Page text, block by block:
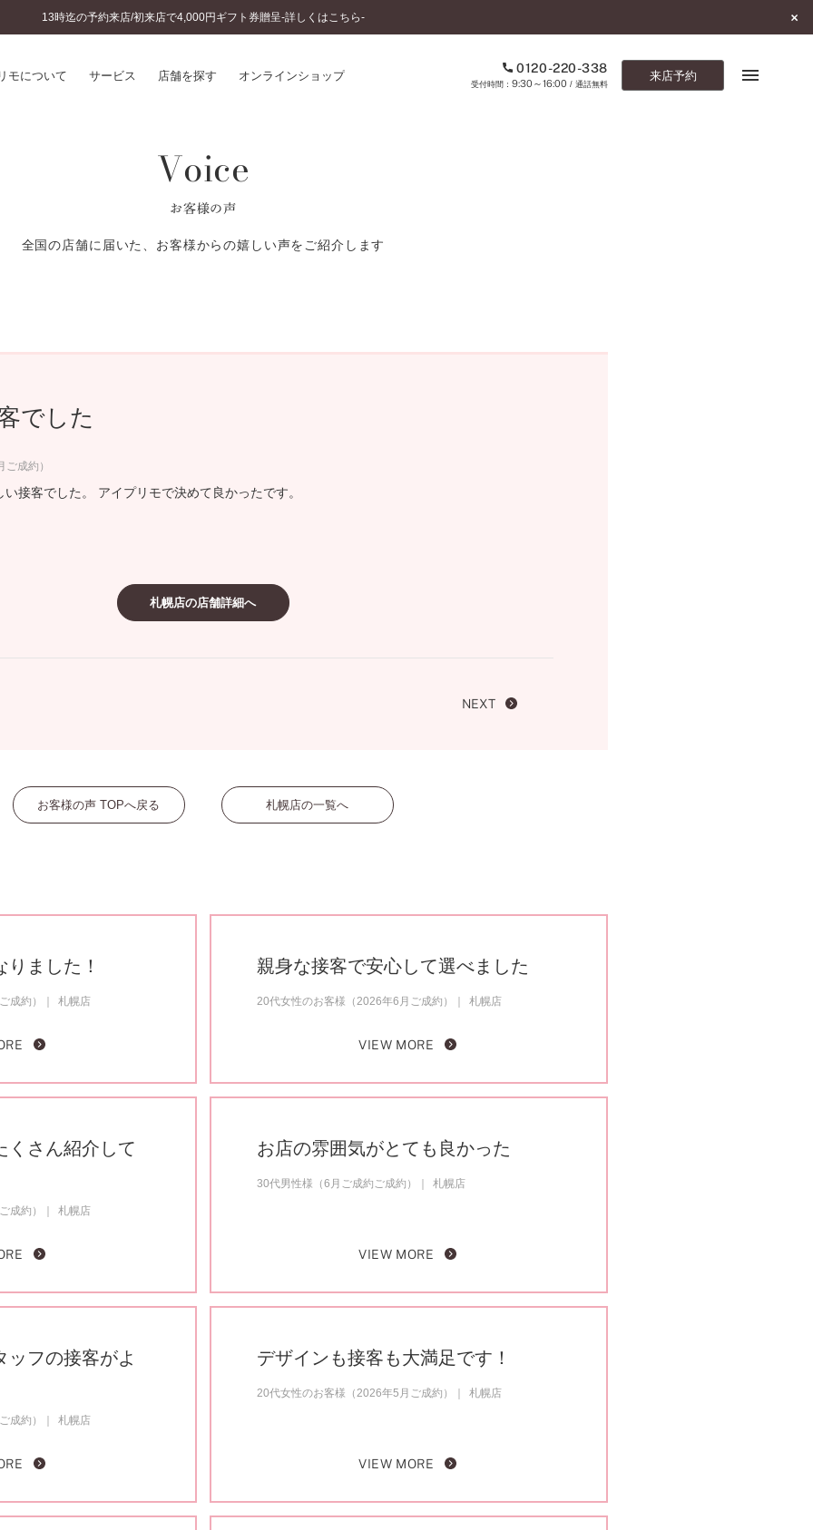
13時迄の予約来店/初来店で4,000円ギフト券贈呈-詳しくはこちら-
モについて サービス 店舗を探す オンラインショップ 0120-220-338
9:30～16:00/ 通話無料
来店予約
のこだわり
スダイヤモンド&バースストー
婚約指輪とは
結婚指輪とは
セットリングとは
ショップブログ
Voice
お客様の声
全国の店舗に届いた、お客様からの嬉しい声をご紹介します
でした
成約）
接客でした。 アイプリモで決めて良かったです。
札幌店の店舗詳細へ
NEXT
お客様の声 TOPへ戻る 札幌店の一覧へ
ました！
成約） 札幌店
親身な接客で安心して選べました
20代女性のお客様（2026年6月ご成約） 札幌店
VIEW MORE
くさん紹介して
成約） 札幌店
お店の雰囲気がとても良かった
30代男性様（6月ご成約ご成約） 札幌店
VIEW MORE
ッフの接客がよ
成約） 札幌店
デザインも接客も大満足です！
20代女性のお客様（2026年5月ご成約） 札幌店
VIEW MORE